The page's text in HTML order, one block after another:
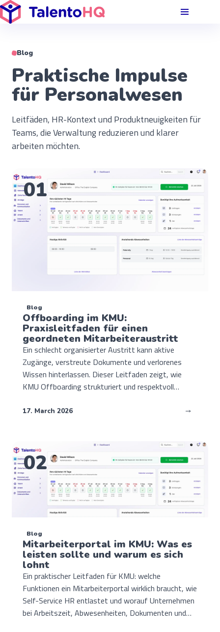
Blog
Praktische Impulse
für Personalwesen
Leitfäden, HR-Kontext und Produktneuigkeiten für
Teams, die Verwaltung reduzieren und klarer
arbeiten möchten.
01
Blog
Offboarding im KMU:
Praxisleitfaden für einen
geordneten Mitarbeiteraustritt
Ein schlecht organisierter Austritt kann aktive
Zugänge, verstreute Dokumente und verlorenes
Wissen hinterlassen. Dieser Leitfaden zeigt, wie
KMU Offboarding strukturiert und respektvoll
17. March 2026
02
Blog
Mitarbeiterportal im KMU: Was es
leisten sollte und warum es sich
lohnt
Ein praktischer Leitfaden für KMU: welche
Funktionen ein Mitarbeiterportal wirklich braucht, wie
Self-Service HR entlastet und worauf Unternehmen
bei Arbeitszeit, Abwesenheiten, Dokumenten und